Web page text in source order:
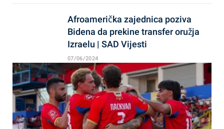
Afroamerička zajednica poziva
Bidena da prekine transfer oružja
Izraelu | SAD Vijesti
07/06/2024